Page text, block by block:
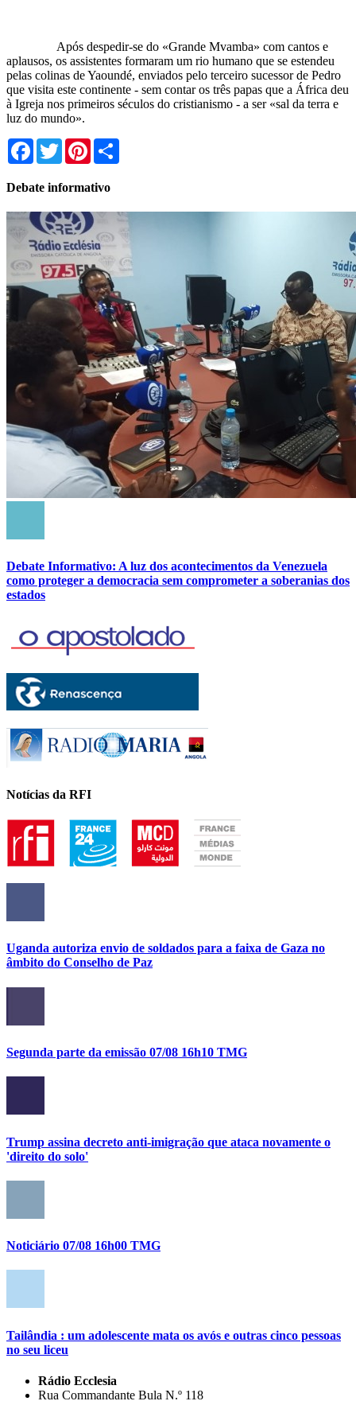
Após despedir-se do «Grande Mvamba» com cantos e
aplausos, os assistentes formaram um rio humano que se estendeu
pelas colinas de Yaoundé, enviados pelo terceiro sucessor de Pedro
que visita este continente - sem contar os três papas que a África deu
à Igreja nos primeiros séculos do cristianismo - a ser «sal da terra e
luz do mundo».
Facebook
TwitterPinterest
Debate informativo
Debate Informativo: A luz dos acontecimentos da Venezuela
como proteger a democracia sem comprometer a soberanias dos
estados
Notícias da RFI
Uganda autoriza envio de soldados para a faixa de Gaza no
âmbito do Conselho de Paz
Segunda parte da emissão 07/08 16h10 TMG
Trump assina decreto anti-imigração que ataca novamente o
'direito do solo'
Noticiário 07/08 16h00 TMG
Tailândia : um adolescente mata os avós e outras cinco pessoas
no seu liceu
Rádio Ecclesia
Rua Commandante Bula N.º 118